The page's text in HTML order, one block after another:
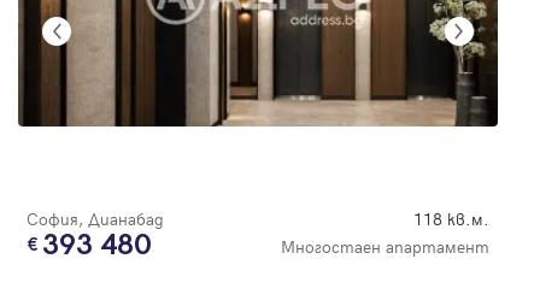
София, Дианабад 118 кв.м.
393 480 Многостаен апартамент